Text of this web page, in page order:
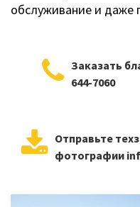
обслуживание и даже
Заказать
644-7060
Отправьте
фотографии